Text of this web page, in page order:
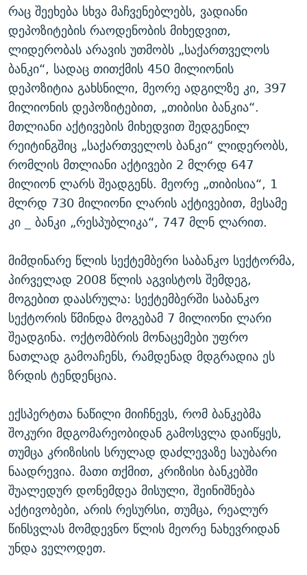
რაც შეეხება სხვა მაჩვენებლებს, ვადიანი
დეპოზიტების რაოდენობის მიხედვით,
ლიდერობას არავის უთმობს „საქართველოს
ბანკი“, სადაც თითქმის 450 მილიონის
დეპოზიტია გახსნილი, მეორე ადგილზე კი, 397
მილიონის დეპოზიტებით, „თიბისი ბანკია“.
მთლიანი აქტივების მიხედვით შედგენილ
რეიტინგშიც „საქართველოს ბანკი“ ლიდერობს,
რომლის მთლიანი აქტივები 2 მლრდ 647
მილიონ ლარს შეადგენს. მეორე „თიბისია“, 1
მლრდ 730 მილიონი ლარის აქტივებით, მესამე
კი _ ბანკი „რესპუბლიკა“, 747 მლნ ლარით.
მიმდინარე წლის სექტემბერი საბანკო სექტორმა,
პირველად 2008 წლის აგვისტოს შემდეგ,
მოგებით დაასრულა: სექტემბერში საბანკო
სექტორის წმინდა მოგებამ 7 მილიონი ლარი
შეადგინა. ოქტომბრის მონაცემები უფრო
ნათლად გამოაჩენს, რამდენად მდგრადია ეს
ზრდის ტენდენცია.
ექსპერტთა ნაწილი მიიჩნევს, რომ ბანკებმა
შოკური მდგომარეობიდან გამოსვლა დაიწყეს,
თუმცა კრიზისის სრულად დაძლევაზე საუბარი
ნაადრევია. მათი თქმით, კრიზისი ბანკებში
შუალედურ დონემდეა მისული, შეინიშნება
აქტივობები, არის რესურსი, თუმცა, რეალურ
წინსვლას მომდევნო წლის მეორე ნახევრიდან
უნდა ველოდეთ.